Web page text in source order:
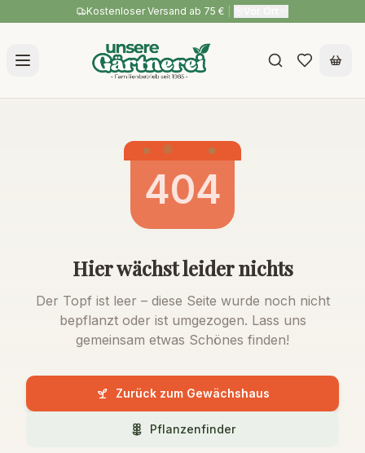
Kostenloser Versand ab 75 €
404
Hier wächst leider nichts
Der Topf ist leer – diese Seite wurde noch nicht
bepflanzt oder ist umgezogen. Lass uns
gemeinsam etwas Schönes finden!
Zurück zum Gewächshaus
Pflanzenfinder